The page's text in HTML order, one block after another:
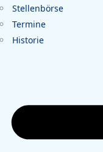
Stellenbörse
Termine
Historie